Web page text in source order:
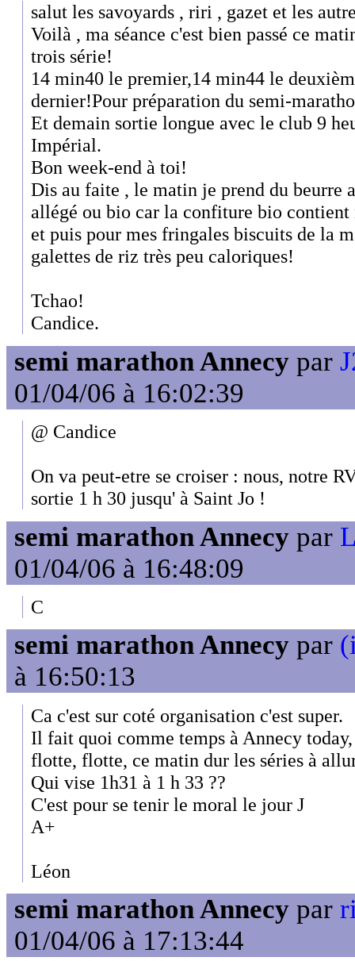
salut les savoyards , riri , gazet et les
Voilà , ma séance c'est bien passé ce
trois série!
14 min40 le premier,14 min44 le
dernier!Pour préparation du semi-
Et demain sortie longue avec le club 9
Impérial.
Bon week-end à toi!
Dis au faite , le matin je prend du beurre
allégé ou bio car la confiture bio
et puis pour mes fringales biscuits de la
galettes de riz très peu caloriques!
Tchao!
Candice.
semi marathon Annecy par
01/04/06 à 16:02:39
@ Candice
On va peut-etre se croiser : nous, notre
sortie 1 h 30 jusqu' à Saint Jo !
semi marathon Annecy par
01/04/06 à 16:48:09
C
semi marathon Annecy par
à 16:50:13
Ca c'est sur coté organisation c'est super.
Il fait quoi comme temps à Annecy
flotte, flotte, ce matin dur les séries à
Qui vise 1h31 à 1 h 33 ??
C'est pour se tenir le moral le jour J
A+
Léon
semi marathon Annecy par
01/04/06 à 17:13:44